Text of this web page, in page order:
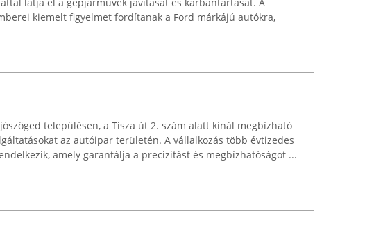
kiemelt figyelmet fordítanak a Ford márkájú autókra,
településen, a Tisza út 2. szám alatt kínál megbízható
az autóipar területén. A vállalkozás több évtizedes
amely garantálja a precizitást és megbízhatóságot ...